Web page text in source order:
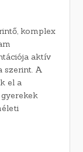
komplex
aktív
szerint. A
el a